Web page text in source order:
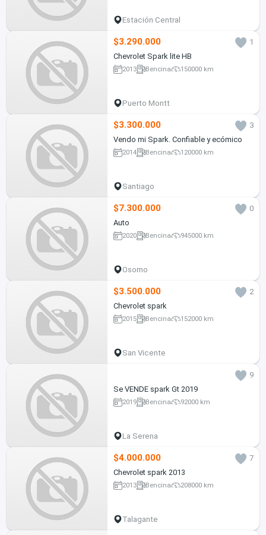
Estación Central
$3.290.000
1
Chevrolet Spark lite HB
2013 Bencina 150000 km
Puerto Montt
$3.300.000
3
Vendo mi Spark. Confiable y ecómico
2014 Bencina 120000 km
Santiago
$7.300.000
0
Auto
2020 Bencina 945000 km
Osorno
$3.500.000
2
Chevrolet spark
2015 Bencina 152000 km
San Vicente
9
Se VENDE spark Gt 2019
2019 Bencina 92000 km
La Serena
$4.000.000
7
Chevrolet spark 2013
2013 Bencina 208000 km
Talagante